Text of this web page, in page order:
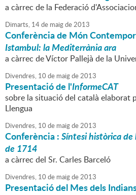
a càrrec de la Federació
Dimarts, 14de maigde2013
Conferència de Món
Istambul: la Mediterrània ara
a càrrec de Víctor Pallejà de la
Divendres, 10 de maigde2013
Presentació de l'InformeCAT
sobre la situació del català elaborat
Llengua
Divendres, 10 de maigde2013
Conferència :Síntesi històrica de
de 1714
a càrrec del Sr. Carles Barceló
Divendres, 10 de maigde2013
Presentació del Mes dels